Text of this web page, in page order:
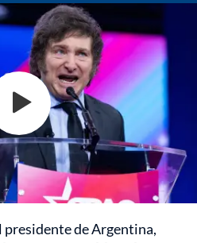
presidente de Argentina,